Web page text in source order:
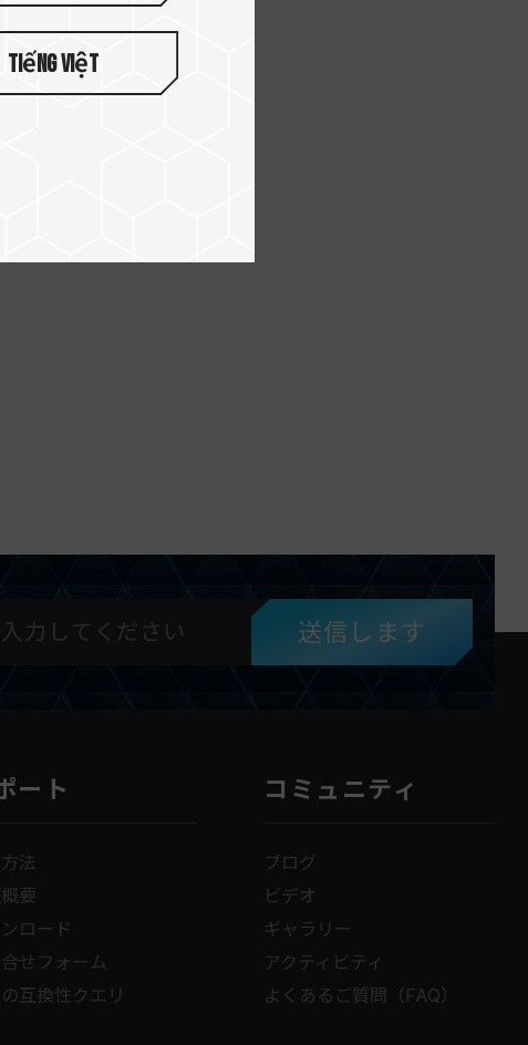
送信します
ート
法
要
ロード
せフォーム
互換性クエリ
コミュニティ
ブログ
ビデオ
ギャラリー
アクティビティ
よくあるご質問（FAQ）
Tiếng Việt